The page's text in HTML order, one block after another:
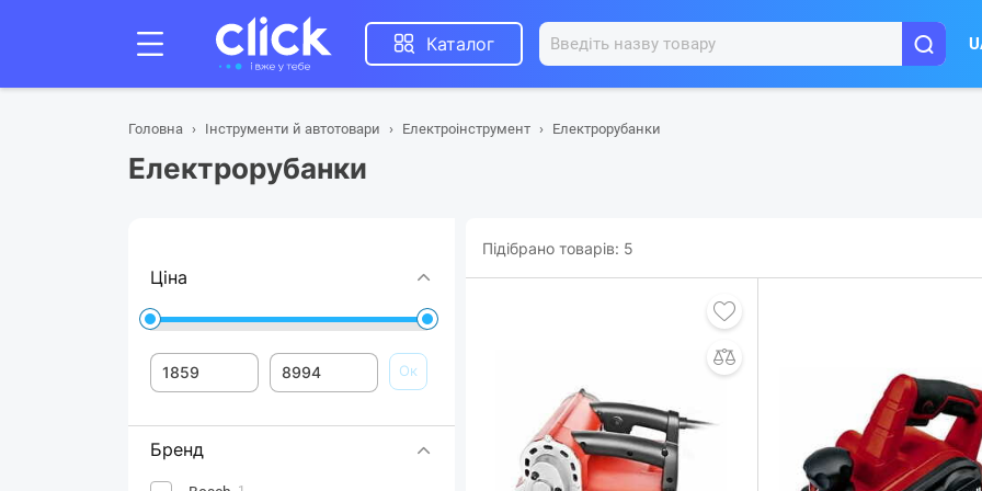
Каталог
Головна Інструменти й автотовари Електроінструмент Електрорубанки
Електрорубанки
Ціна
Ок
Бренд
Підібрано товарів: 5